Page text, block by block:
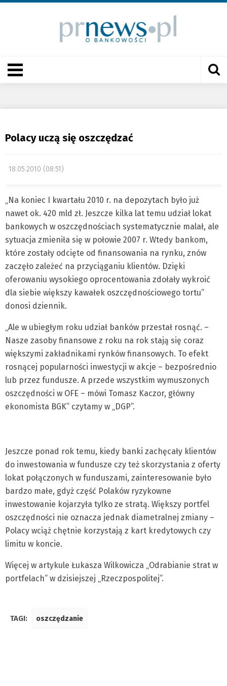
Polacy uczą się oszczędzać
18.05.2010 (08:51)
„Na koniec I kwartału 2010 r. na depozytach było już
nawet ok. 420 mld zł. Jeszcze kilka lat temu udział lokat
bankowych w oszczędnościach systematycznie malał, ale
sytuacja zmieniła się w połowie 2007 r. Wtedy bankom,
które zostały odcięte od finansowania na rynku, znów
zaczęło zależeć na przyciąganiu klientów. Dzięki
oferowaniu wysokiego oprocentowania zdołały wykroić
dla siebie większy kawałek oszczędnościowego tortu”
donosi dziennik.
„Ale w ubiegłym roku udział banków przestał rosnąć. –
Nasze zasoby finansowe z roku na rok stają się coraz
większymi zakładnikami rynków finansowych. To efekt
rosnącej popularności inwestycji w akcje – bezpośrednio
lub przez fundusze. A przede wszystkim wymuszonych
oszczędności w OFE – mówi Tomasz Kaczor, główny
ekonomista BGK” czytamy w „DGP”.
Jeszcze ponad rok temu, kiedy banki zachęcały klientów
do inwestowania w fundusze czy też skorzystania z oferty
lokat połączonych w funduszami, zainteresowanie było
bardzo małe, gdyż część Polaków ryzykowne
inwestowanie kojarzyła tylko ze stratą. Większy portfel
oszczędności nie oznacza jednak diametralnej zmiany –
Polacy wciąż chętnie korzystają z kart kredytowych czy
limitu w koncie.
Więcej w artykule Łukasza Wilkowicza „Odrabianie strat w
portfelach” w dzisiejszej „Rzeczpospolitej”.
TAGI: oszczędzanie